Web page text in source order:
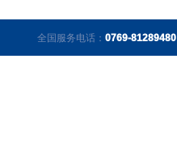
全国服务电话： 0769-81289480